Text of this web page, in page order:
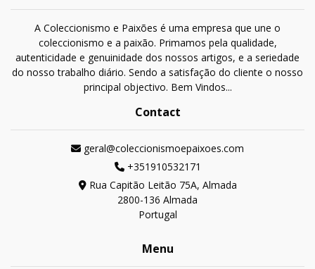
A Coleccionismo e Paixões é uma empresa que une o
coleccionismo e a paixão. Primamos pela qualidade,
autenticidade e genuinidade dos nossos artigos, e a seriedade
do nosso trabalho diário. Sendo a satisfação do cliente o nosso
principal objectivo. Bem Vindos...
Contact
geral@coleccionismoepaixoes.com
+351910532171
Rua Capitão Leitão 75A, Almada
2800-136 Almada
Portugal
Menu